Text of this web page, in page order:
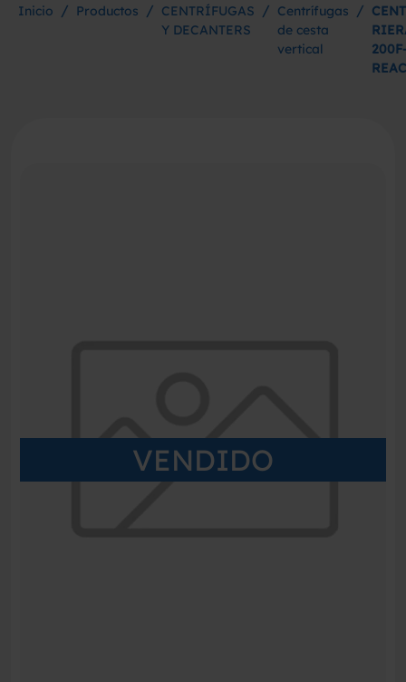
Inicio / Productos / CENTRÍFUGAS
Y DECANTERS
/ Centrífugas
de cesta
vertical
/
VENDIDO